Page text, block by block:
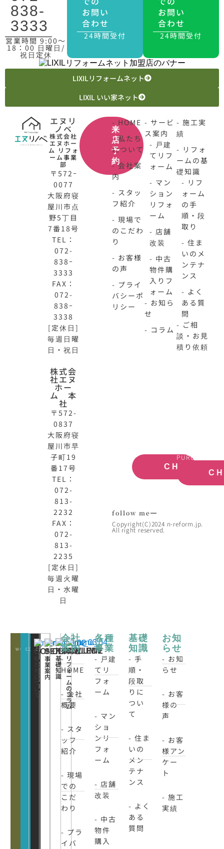
838-
3333
営業時間 9:00〜
18：00 日曜日/
祝日定休
お問い
合わせ
24時間受付
お問い
合わせ
24時間受付
LIXILリフォームネット
LIXIL いい家ネット
エヌリ
ノベ
株式会社
エヌホー
ム リフォ
ーム事業
部
〒572ｰ
0077
大阪府寝
屋川市点
野5丁目
7番18号
TEL：
072-
838ｰ
3333
FAX：
072-
838ｰ
3338
[定休日]
毎週日曜
日・祝日
株式会
社エヌ
ホー
ム 本
社
〒572-
0837
大阪府寝
屋川市早
子町19
番17号
TEL：
072-
813-
2232
FAX：
072-
813-
2235
[定休日]
毎週火曜
日・水曜
日
来
店
予
約
- HOME
- 私たち
について
- 会社案
内
- スタッ
フ紹介
- 現場で
のこだわ
り
- お客様
の声
- プライ
バシーポ
リシー
- サービ
ス案内
- 戸建
てリフ
ォーム
- マン
ション
リフォ
ーム
- 店舗
改装
- 中古
物件購
入りフ
ォーム
- お知ら
せ
- コラム
- 施工実
績
- リフォ
ームの基
礎知識
- リフ
ォーム
の手
順・段
取り
- 住ま
いのメ
ンテナ
ンス
- よく
ある質
問
- ご相
談・お見
積り依頼
CHECK
PURCHASE
follow me
Copyright(C)2024 n-reform.jp.
All right reserved.
WORKSCONATCT
CLOSE
CONCEPT
私
た
ち
に
つ
い
て
SERVICE
事
業
案
内
KNOWLEDE
基
礎
知
識
COLUMN
リ
フ
ォ
ー
ム
の
コ
ラ
ム
会社
案内
-
HOME
- 会社
概要
- スタ
ッフ
紹介
- 現場
での
こだ
わり
- プラ
イバ
各種
事業
- 戸建
てリ
フォ
ーム
- マン
ショ
ンリ
フォ
ーム
- 店舗
改装
- 中古
物件
購入
基礎
知識
- 手
順・
段取
りに
つい
て
- 住ま
いの
メン
テナ
ンス
- よく
ある
質問
お知
らせ
- お知
らせ
- お客
様の
声
- お客
様アン
ケー
ト
- 施工
実績